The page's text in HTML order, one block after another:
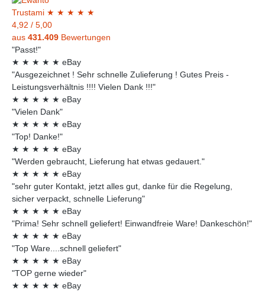
Trustami ★ ★ ★ ★ ★
4,92 / 5,00
aus 431.409 Bewertungen
"Passt!"
★ ★ ★ ★ ★ eBay
"Ausgezeichnet ! Sehr schnelle Zulieferung ! Gutes Preis -
Leistungsverhältnis !!!! Vielen Dank !!!"
★ ★ ★ ★ ★ eBay
"Vielen Dank"
★ ★ ★ ★ ★ eBay
"Top! Danke!"
★ ★ ★ ★ ★ eBay
"Werden gebraucht, Lieferung hat etwas gedauert."
★ ★ ★ ★ ★ eBay
"sehr guter Kontakt, jetzt alles gut, danke für die Regelung,
sicher verpackt, schnelle Lieferung"
★ ★ ★ ★ ★ eBay
"Prima! Sehr schnell geliefert! Einwandfreie Ware! Dankeschön!"
★ ★ ★ ★ ★ eBay
"Top Ware....schnell geliefert"
★ ★ ★ ★ ★ eBay
"TOP gerne wieder"
★ ★ ★ ★ ★ eBay